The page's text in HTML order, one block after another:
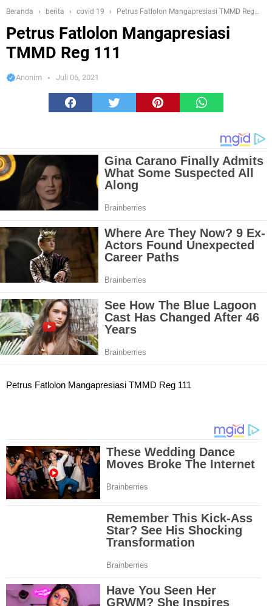
Beranda berita covid 19
Petrus Fatlolon Mangapresiasi TMMD Reg
Petrus Fatlolon Mangapresiasi
TMMD Reg 111
Anonim Juli 06, 2021
Petrus Fatlolon Mangapresiasi TMMD Reg 111